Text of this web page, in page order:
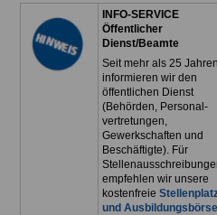
INFO-SERVICE
Öffentlicher
Dienst/Beamte
Seit mehr als 25
informieren wir den
öffentlichen Dienst
(Behörden, Personal-
vertretungen,
Gewerkschaften und
Beschäftigte). Für
empfehlen wir unsere
kostenfreie
und Ausbildungsbörse